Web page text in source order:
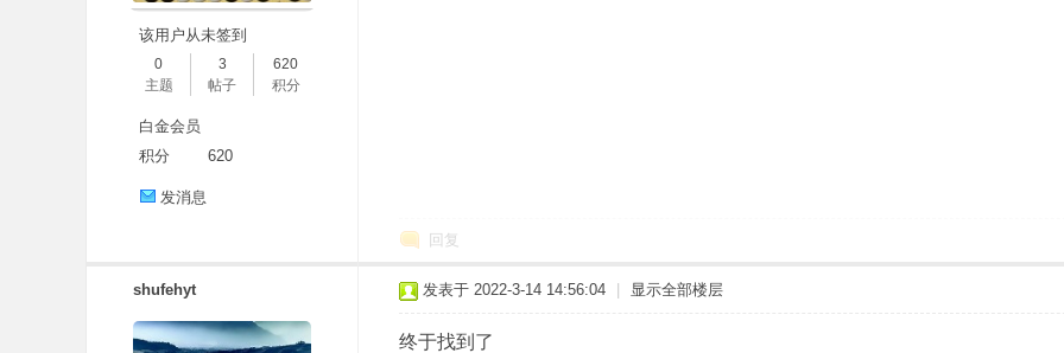
该用户从未签到
0
主题
3
帖子
620
积分
白金会员
积分
620
发消息
回复
shufehyt 发表于 2022-3-14 14:56:04 显示全部楼层
终于找到了